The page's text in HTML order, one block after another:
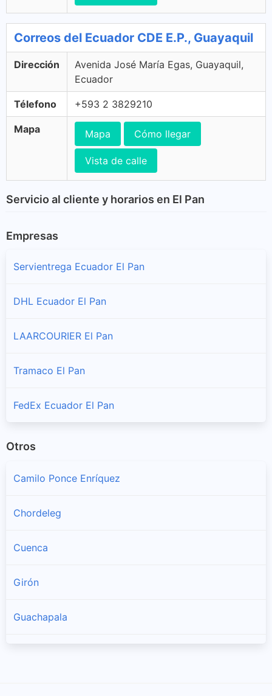
Correos del Ecuador CDE E.P., Guayaquil
Dirección
Avenida José María Egas, Guayaquil,
Ecuador
Télefono +593 2 3829210
Mapa Mapa Cómo llegar
Vista de calle
Servicio al cliente y horarios en El Pan
Empresas
Servientrega Ecuador El Pan
DHL Ecuador El Pan
LAARCOURIER El Pan
Tramaco El Pan
FedEx Ecuador El Pan
Otros
Camilo Ponce Enríquez
Chordeleg
Cuenca
Girón
Guachapala